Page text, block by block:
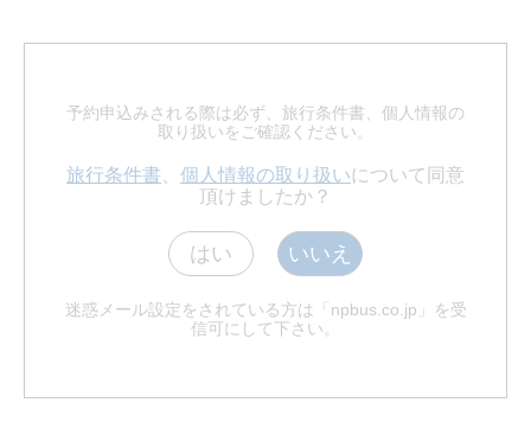
予約申込みされる際は必ず、旅行条件書、個人情報の
取り扱いをご確認ください。
旅行条件書 個人情報の取り扱いについて同意
頂けましたか？
はい いいえ
迷惑メール設定をされている方は「npbus.co.jp」を受
信可にして下さい。